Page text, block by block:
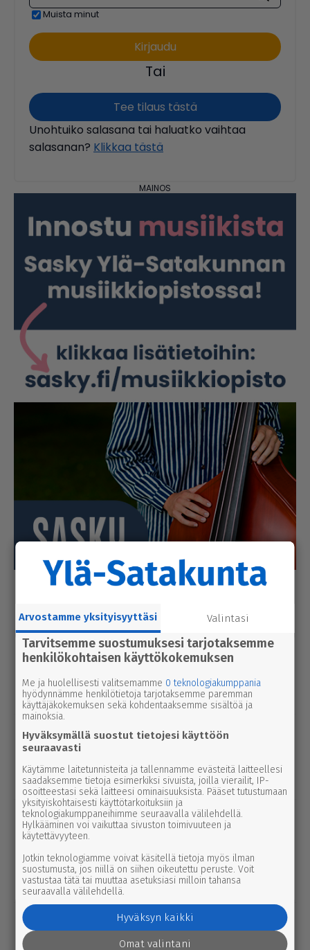
Muista minut
Tai
Tee tilaus tästä
Unohtuiko salasana tai haluatko vaihtaa
salasanan? Klikkaa tästä
Tänään Viikko Kuukausi
uutinen6.8.2026 9.15
Seu­ra­kun­ta­ko­din ala­ker­rassa vesi­va­
hinko Par­ka­nossa – toi­min­toja jär­jes­
tel­lään par­hail­laan uusiksi
uutinen6.8.2026 2.55
Elisa parantaa 5g-yhteyksiä Karviassa
ja Par­ka­nossa – seuraavan suku­pol­
ven tekniikka kolkuttaa jo ovella
uutinen5.8.2026 12.00
Pääl­lys­tys­työt hidas­ta­vat lii­ken­nettä
kuussa uutta pintaa Kui­vas­jär­ven
suunnalle
5.8.2026 3.00
Par­ka­no­lais­lap­set palaavat pul­pet­tei­
Arvostamme yksityisyyttäsi Valintasi
Tarvitsemme suostumuksesi tarjotaksemme
henkilökohtaisen käyttökokemuksen
Me ja huolellisesti valitsemamme 0 teknologiakumppania
hyödynnämme henkilötietoja tarjotaksemme paremman
käyttäjäkokemuksen sekä kohdentaaksemme sisältöä ja
mainoksia.
Hyväksymällä suostut tietojesi käyttöön
seuraavasti
Käytämme laitetunnisteita ja tallennamme evästeitä laitteellesi
saadaksemme tietoja esimerkiksi sivuista, joilla vierailit, IP-
osoitteestasi sekä laitteesi ominaisuuksista. Pääset tutustumaan
yksityiskohtaisesti käyttötarkoituksiin ja
teknologiakumppaneihimme seuraavalla välilehdellä.
Hylkääminen voi vaikuttaa sivuston toimivuuteen ja
käytettävyyteen.
Jotkin teknologiamme voivat käsitellä tietoja myös ilman
suostumusta, jos niillä on siihen oikeutettu peruste. Voit
vastustaa tätä tai muuttaa asetuksiasi milloin tahansa
seuraavalla välilehdellä.
Hyväksyn kaikki
Omat valintani